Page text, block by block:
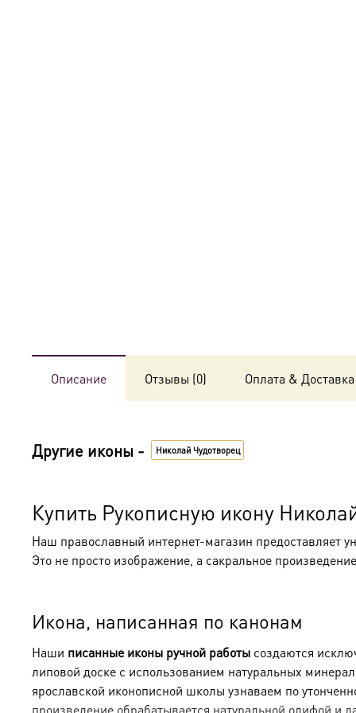
Описание Отзывы (0) Оплата & Доставка
Другие иконы - Николай Чудотворец
Купить Рукописную икону
Наш православный интернет-магазин предоставляет
Это не просто изображение, а сакральное
Икона, написанная по канонам
Наши писанные иконы ручной работы создаются
липовой доске с использованием натуральных
ярославской иконописной школы узнаваем по